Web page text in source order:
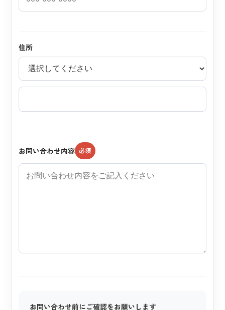
住所
お問い合わせ内容
お問い合わせ前にご確認をお願いします